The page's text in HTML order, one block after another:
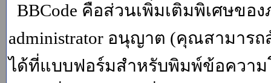
BBCode คือส่วนเพิ่มเติมพิเศษขอ
administrator อนุญาต (คุณสามาร
ได้ที่แบบฟอร์มสำหรับพิมพ์ข้อความ